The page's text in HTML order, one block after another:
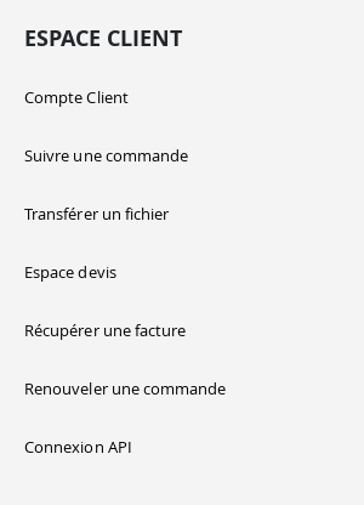
ESPACE CLIENT
Compte Client
Suivre une commande
Transférer un fichier
Espace devis
Récupérer une facture
Renouveler une commande
Connexion API